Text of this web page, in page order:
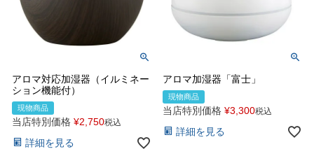
アロマ対応加湿器（イルミネー
ション機能付）
現物商品
当店特別価格 ¥2,750税込
詳細を見る
アロマ加湿器「富士」
現物商品
当店特別価格 ¥3,300税込
詳細を見る